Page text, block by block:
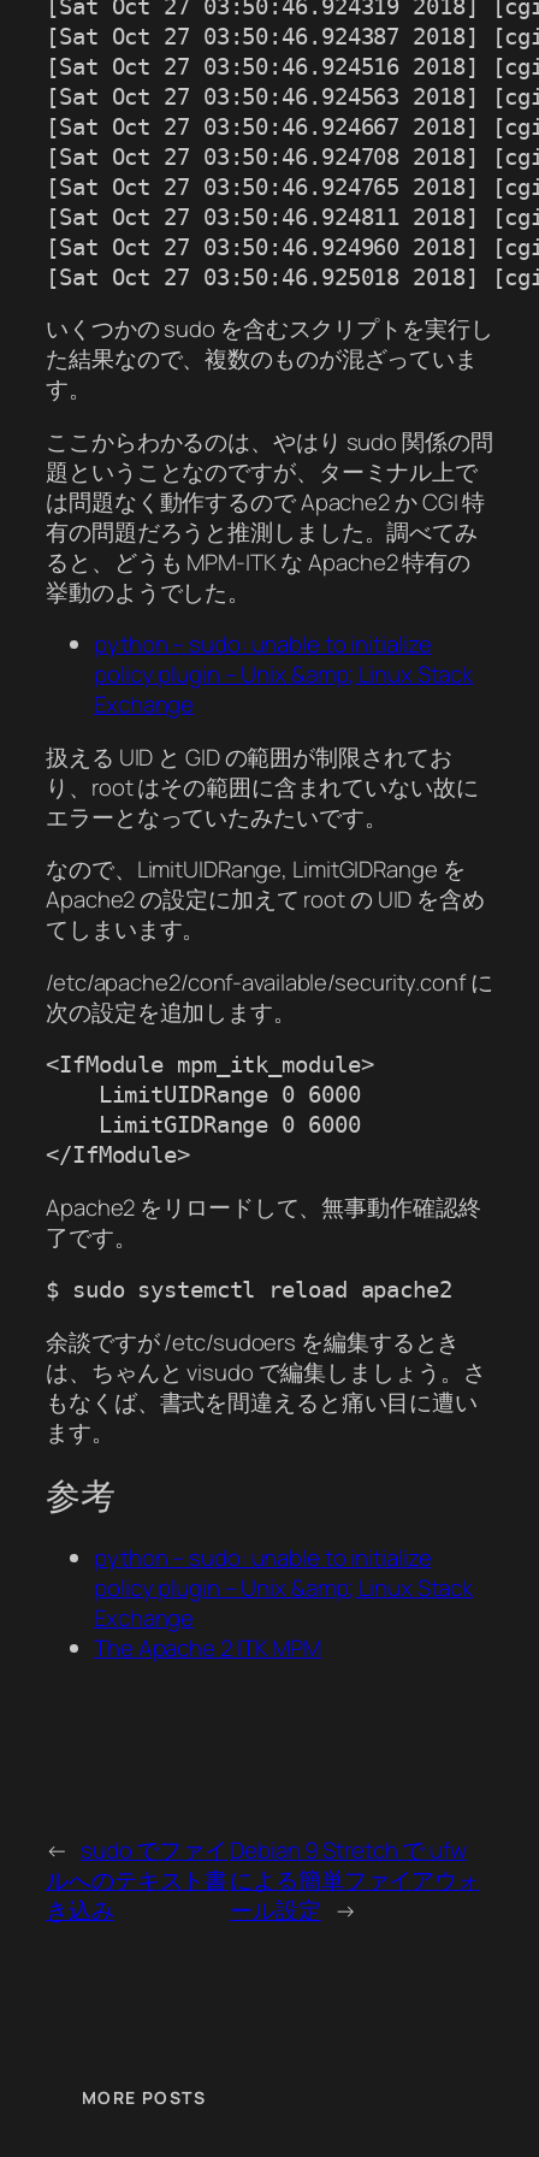
[Sat Oct 27 03:50:46.924319 2018]
[Sat Oct 27 03:50:46.924387 2018]
[Sat Oct 27 03:50:46.924516 2018]
[Sat Oct 27 03:50:46.924563 2018]
[Sat Oct 27 03:50:46.924667 2018]
[Sat Oct 27 03:50:46.924708 2018]
[Sat Oct 27 03:50:46.924765 2018]
[Sat Oct 27 03:50:46.924811 2018]
[Sat Oct 27 03:50:46.924960 2018]
[Sat Oct 27 03:50:46.925018 2018]
いくつかの sudo を含むスクリプトを実行し
た結果なので、複数のものが混ざっていま
す。
ここからわかるのは、やはり sudo 関係の問
題ということなのですが、ターミナル上で
は問題なく動作するので Apache2 か CGI 特
有の問題だろうと推測しました。調べてみ
ると、どうも MPM-ITK な Apache2 特有の
挙動のようでした。
python – sudo: unable to initialize
policy plugin – Unix &amp; Linux Stack
Exchange
扱える UID と GID の範囲が制限されてお
り、root はその範囲に含まれていない故に
エラーとなっていたみたいです。
なので、LimitUIDRange, LimitGIDRange を
Apache2 の設定に加えて root の UID を含め
てしまいます。
/etc/apache2/conf-available/security.conf に
次の設定を追加します。
<IfModule mpm_itk_module>
    LimitUIDRange 0 6000
    LimitGIDRange 0 6000
</IfModule>
Apache2 をリロードして、無事動作確認終
了です。
$ sudo systemctl reload apache2
余談ですが /etc/sudoers を編集するとき
は、ちゃんと visudo で編集しましょう。さ
もなくば、書式を間違えると痛い目に遭い
ます。
参考
python – sudo: unable to initialize
policy plugin – Unix &amp; Linux Stack
Exchange
The Apache 2 ITK MPM
← sudo でファイ
ルへのテキスト書
き込み
Debian 9 Stretch で ufw
による簡単ファイアウォ
ール設定 →
MORE POSTS